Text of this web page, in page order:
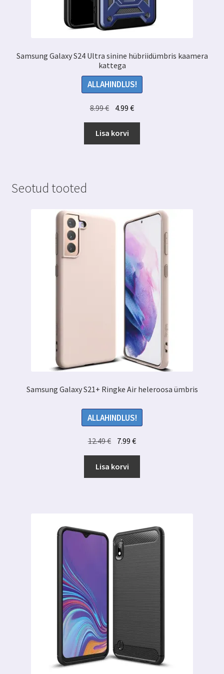
Samsung Galaxy S24 Ultra sinine hübriidümbris kaamera
kattega
ALLAHINDLUS!
8.99€ Algne
oli:
8.99 €.
4.99€Praegune
4.99 €.
Lisa korvi
Seotud tooted
Samsung Galaxy S21+ Ringke Air heleroosa ümbris
ALLAHINDLUS!
12.49€ Algne
hind
oli:
12.49 €.
7.99€Praegune
hind
7.99 €.
Lisa korvi